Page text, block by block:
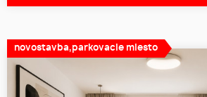
novostavba,parkovacie miesto